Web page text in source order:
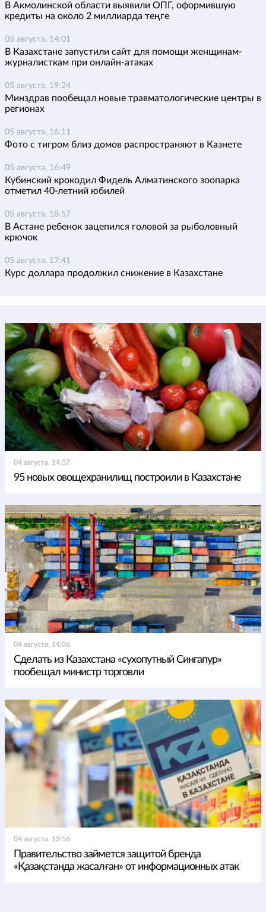
В Акмолинской области выявили ОПГ, оформившую
кредиты на около 2 миллиарда теңге
05 августа, 14:01
В Казахстане запустили сайт для помощи женщинам-
журналисткам при онлайн-атаках
05 августа, 19:24
Минздрав пообещал новые травматологические центры в
регионах
05 августа, 16:11
Фото с тигром близ домов распространяют в Казнете
05 августа, 16:49
Кубинский крокодил Фидель Алматинского зоопарка
отметил 40-летний юбилей
05 августа, 18:57
В Астане ребенок зацепился головой за рыболовный
крючок
05 августа, 17:41
Курс доллара продолжил снижение в Казахстане
04 августа, 14:37
95 новых овощехранилищ построили в Казахстане
04 августа, 14:06
Сделать из Казахстана «сухопутный Сингапур»
пообещал министр торговли
04 августа, 13:56
Правительство займется защитой бренда
«Қазақстанда жасалған» от информационных атак